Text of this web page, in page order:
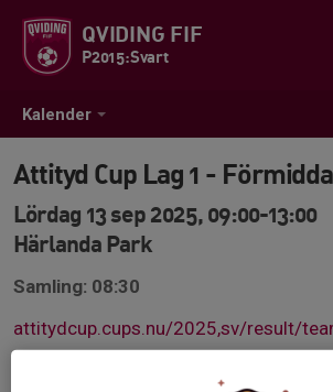
Kalender
QVIDING FIF
P2015:Svart
Attityd Cup Lag 1 -
Lördag 13 sep 2025, 09:00-13:00
Härlanda Park
Samling: 08:30
attitydcup.cups.nu/2025,sv/result/